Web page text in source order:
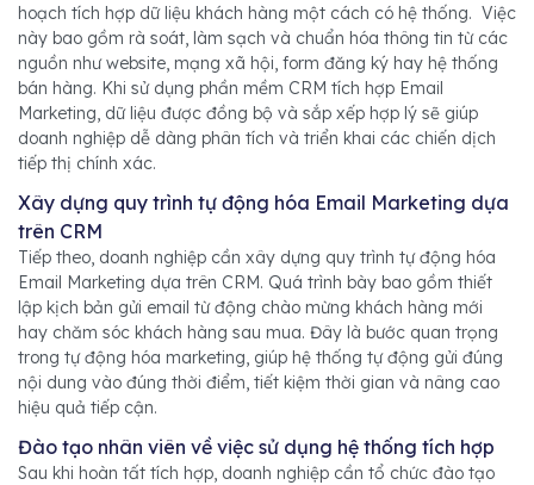
hoạch tích hợp dữ liệu khách hàng một cách có hệ thống. Việc
này bao gồm rà soát, làm sạch và chuẩn hóa thông tin từ các
nguồn như website, mạng xã hội, form đăng ký hay hệ thống
bán hàng. Khi sử dụng phần mềm CRM tích hợp Email
Marketing, dữ liệu được đồng bộ và sắp xếp hợp lý sẽ giúp
doanh nghiệp dễ dàng phân tích và triển khai các chiến dịch
tiếp thị chính xác.
Xây dựng quy trình tự động hóa Email Marketing dựa
trên CRM
Tiếp theo, doanh nghiệp cần xây dựng quy trình tự động hóa
Email Marketing dựa trên CRM. Quá trình bày bao gồm thiết
lập kịch bản gửi email từ động chào mừng khách hàng mới
hay chăm sóc khách hàng sau mua. Đây là bước quan trọng
trong tự động hóa marketing, giúp hệ thống tự động gửi đúng
nội dung vào đúng thời điểm, tiết kiệm thời gian và nâng cao
hiệu quả tiếp cận.
Đào tạo nhân viên về việc sử dụng hệ thống tích hợp
Sau khi hoàn tất tích hợp, doanh nghiệp cần tổ chức đào tạo